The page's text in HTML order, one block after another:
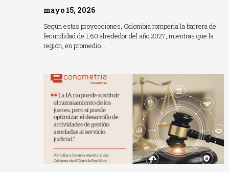
mayo 15, 2026
Según estas proyecciones, Colombia rompería la barrera de
fecundidad de 1,60 alrededor del año 2027, mientras que la
región, en promedio…